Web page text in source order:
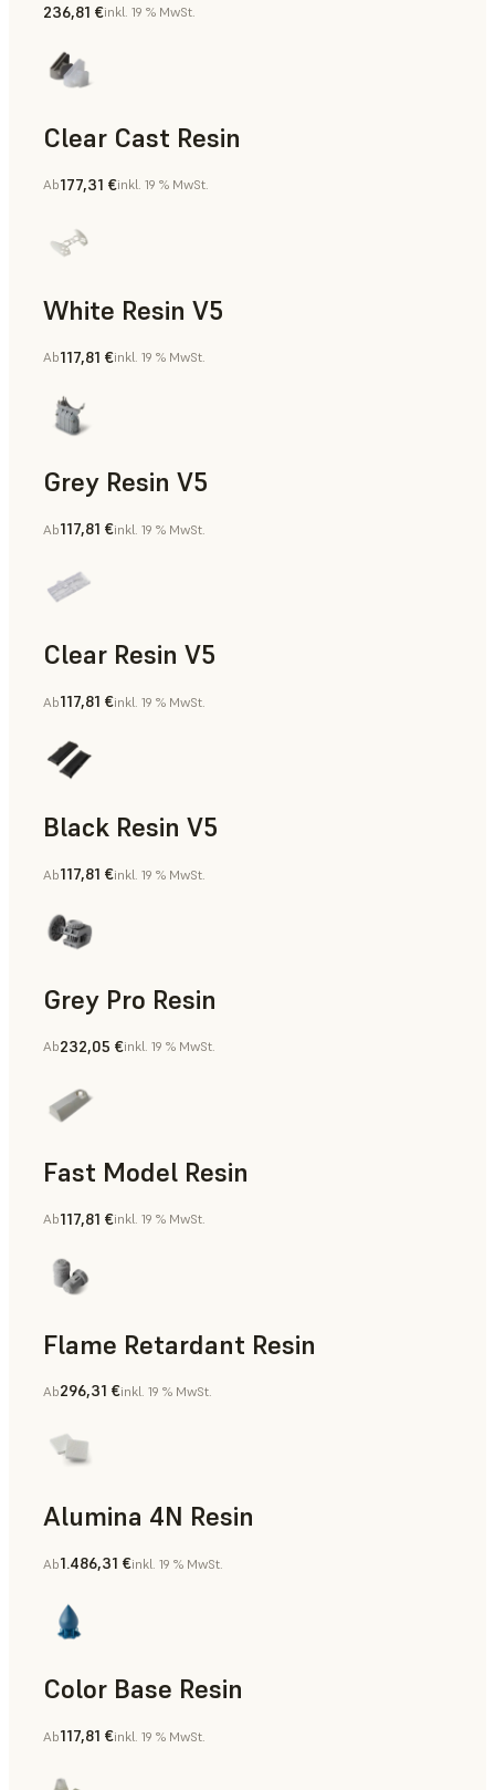
Rapid Tooling
236,81 €inkl. 19 % MwSt.
Clear Cast Resin
Modelle und Requisiten, Rapid Tooling, Teile für die
Ab177,31 €inkl. 19 % MwSt.
White Resin V5
Rapid Prototyping, Zahnmedizin
Ab117,81 €inkl. 19 % MwSt.
Grey Resin V5
Modelle und Requisiten, Fertigungshilfsmittel, Rapid
Ab117,81 €inkl. 19 % MwSt.
Clear Resin V5
Modelle und Requisiten, Rapid Prototyping
Ab117,81 €inkl. 19 % MwSt.
Black Resin V5
Modelle und Requisiten, Rapid Prototyping
Ab117,81 €inkl. 19 % MwSt.
Grey Pro Resin
Rapid Tooling, Rapid Prototyping
Ab232,05 €inkl. 19 % MwSt.
Fast Model Resin
Ab117,81 €inkl. 19 % MwSt.
Flame Retardant Resin
Teile für die Endverwendung, Rapid Prototyping
Ab296,31 €inkl. 19 % MwSt.
Alumina 4N Resin
Fertigungshilfsmittel, Rapid Tooling, Teile für die
Ab1.486,31 €inkl. 19 % MwSt.
Color Base Resin
Ab117,81 €inkl. 19 % MwSt.